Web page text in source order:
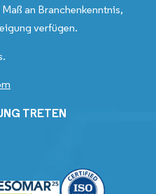
an Branchenkenntnis,
verfügen.
TRETEN